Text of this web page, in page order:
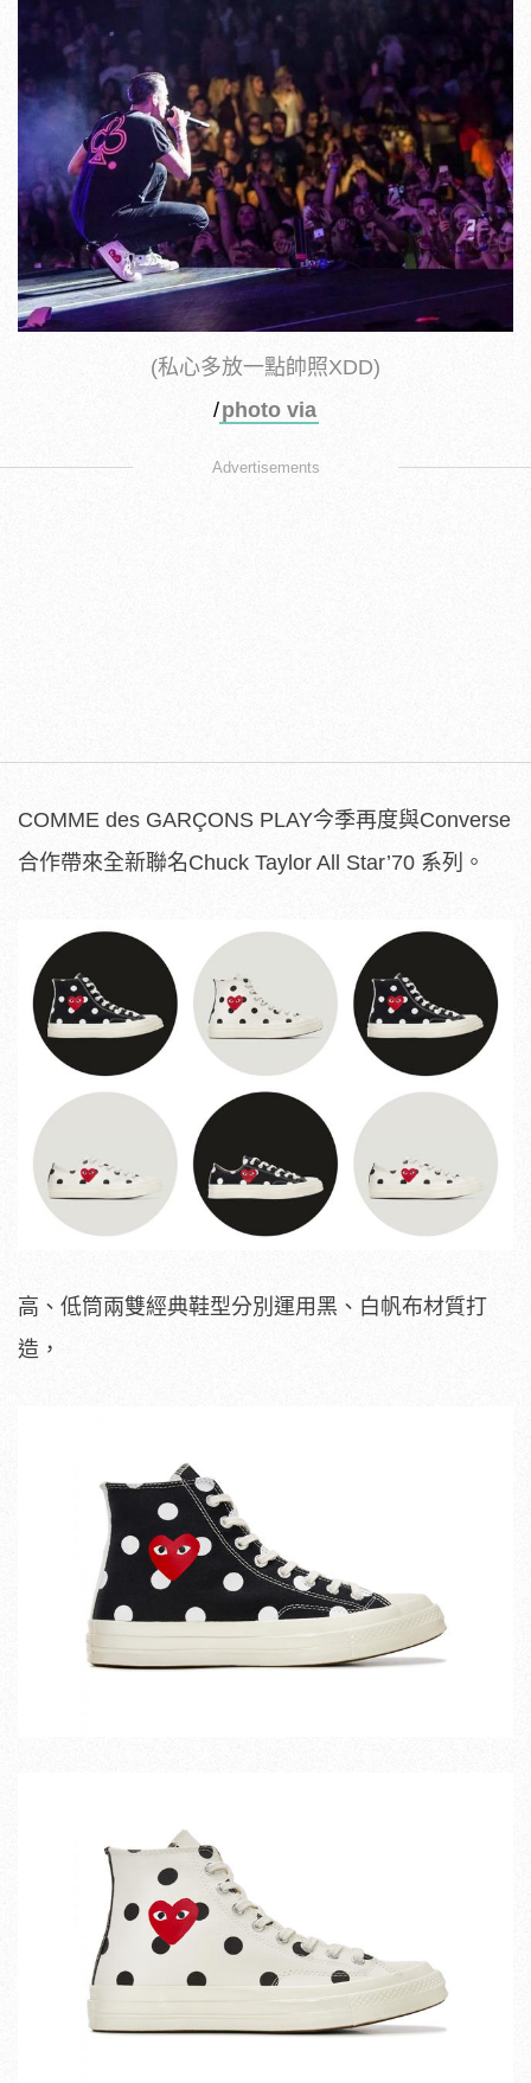
(私心多放一點帥照XDD)
/photo via
Advertisements
COMME des GARÇONS PLAY今季再度與Converse
合作帶來全新聯名Chuck Taylor All Star’70 系列。
高、低筒兩雙經典鞋型分別運用黑、白帆布材質打
造，